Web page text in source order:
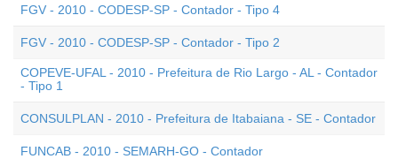
FGV - 2010 - CODESP-SP - Contador - Tipo 4
FGV - 2010 - CODESP-SP - Contador - Tipo 2
COPEVE-UFAL - 2010 - Prefeitura de Rio Largo - AL - Contador
- Tipo 1
CONSULPLAN - 2010 - Prefeitura de Itabaiana - SE - Contador
FUNCAB - 2010 - SEMARH-GO - Contador